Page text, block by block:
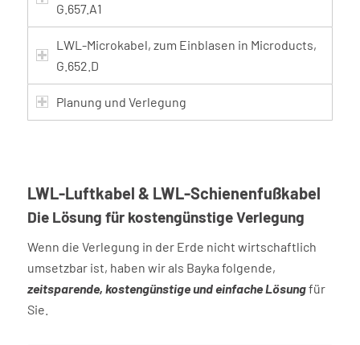
G.657.A1
LWL-Microkabel, zum Einblasen in Microducts,
G.652.D
Planung und Verlegung
LWL-Luftkabel & LWL-Schienenfußkabel
Die Lösung für kostengünstige Verlegung
Wenn die Verlegung in der Erde nicht wirtschaftlich
umsetzbar ist, haben wir als Bayka folgende,
zeitsparende, kostengünstige und einfache Lösungfür
Sie.